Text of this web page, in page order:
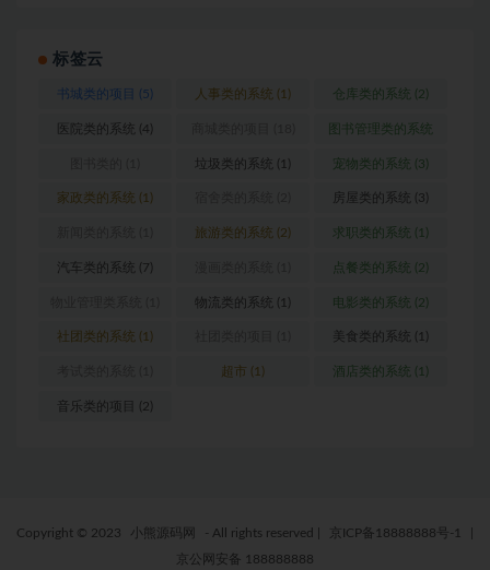
标签云
书城类的项目 (5) 人事类的系统 (1) 仓库类的系统 (2)
医院类的系统 (4) 图书管理类的系统
(1)
垃圾类的系统 (1) 宠物类的系统 (3)
家政类的系统 (1) 房屋类的系统 (3)
旅游类的系统 (2) 求职类的系统 (1)
汽车类的系统 (7) 点餐类的系统 (2)
物流类的系统 (1) 电影类的系统 (2)
社团类的系统 (1) 美食类的系统 (1)
超市 (1) 酒店类的系统 (1)
音乐类的项目 (2)
Copyright © 2023 小熊源码网 - All rights reserved 京ICP备18888888号-1
京公网安备 188888888